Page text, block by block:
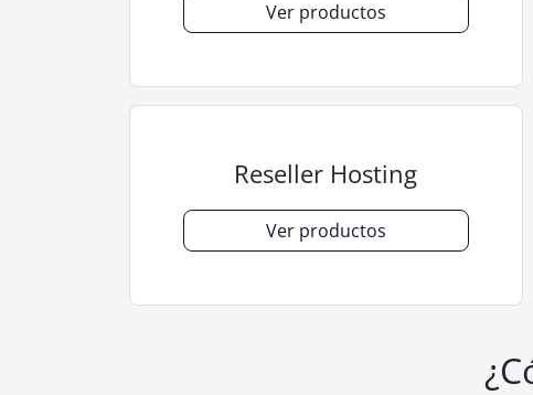
Ver productos
Reseller Hosting
Ver productos